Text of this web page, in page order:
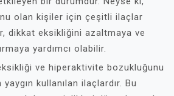
olan kişiler için çeşitli ilaçlar
dikkat eksikliğini azaltmaya ve
yardımcı olabilir.
ve hiperaktivite bozukluğunu
kullanılan ilaçlardır. Bu